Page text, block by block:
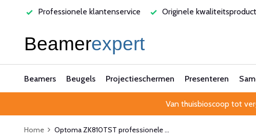
Originele kwaliteitsproducten Laagste
Beamers Beugels Projectieschermen Presenteren
Van thuisbioscoop tot
Home Optoma ZK810TST professionele ...